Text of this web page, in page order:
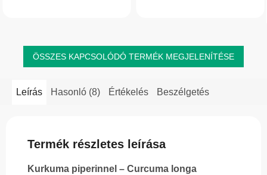
ÖSSZES KAPCSOLÓDÓ TERMÉK MEGJELENÍTÉSE
Leírás Hasonló (8) Értékelés Beszélgetés
Termék részletes leírása
Kurkuma piperinnel – Curcuma longa